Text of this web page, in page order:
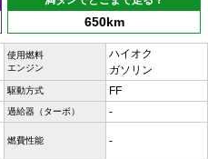
650km
使用燃料
エンジン
ハイオク
ガソリン
駆動方式 FF
過給器（ターボ） -
燃費性能 -